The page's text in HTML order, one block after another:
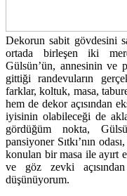
Dekorun sabit gövdesini
ortada birleşen iki
Gülsün’ün, annesinin ve
gittiği randevuların
farklar, koltuk, masa,
hem de dekor açısından
iyisinin olabileceği de
gördüğüm nokta,
pansiyoner Sıtkı’nın
konulan bir masa ile ayırt
ve göz zevki
düşünüyorum.